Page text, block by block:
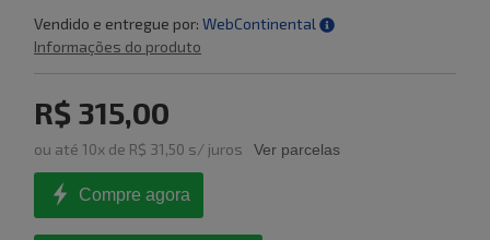
Vendido e entregue por: WebContinental
Informações do produto
R$ 315,00
ou até 10x de R$ 31,50 s/ juros Ver parcelas
Compre agora